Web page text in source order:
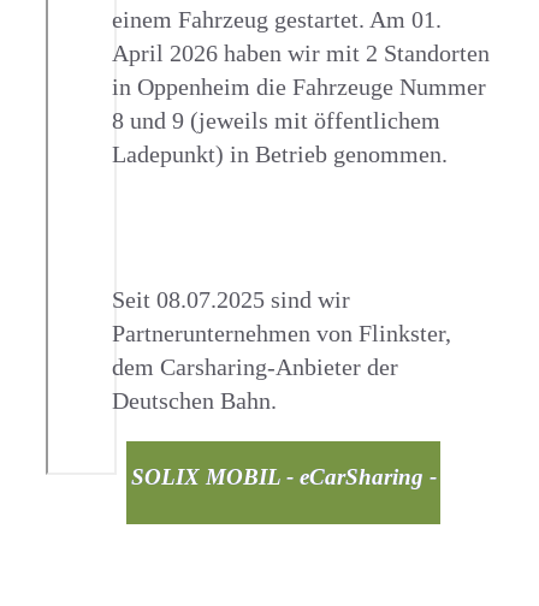
einem Fahrzeug gestartet. Am 01.
April 2026 haben wir mit 2 Standorten
in Oppenheim die Fahrzeuge Nummer
8 und 9 (jeweils mit öffentlichem
Ladepunkt) in Betrieb genommen.
Seit 08.07.2025 sind wir
Partnerunternehmen von Flinkster,
dem Carsharing-Anbieter der
Deutschen Bahn.
SOLIX MOBIL - eCarSharing -